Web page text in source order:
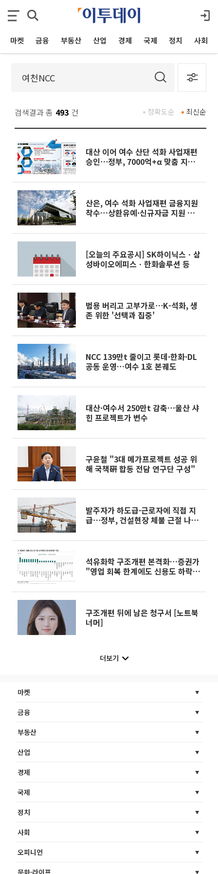
마켓 금융 부동산 산업 경제 국제 정치 사회
검색결과 총 493 건 최신순
정확도순
대산 이어 여수 산단 석화 사업재편
승인⋯정부, 7000억+α 맞춤 지원
산은, 여수 석화 사업재편 금융지원
착수…상환유예·신규자금 지원 논
[오늘의 주요공시] SK하이닉스ㆍ삼
성바이오에피스ㆍ한화솔루션 등
범용 버리고 고부가로⋯K-석화, 생
존 위한 '선택과 집중'
NCC 139만t 줄이고 롯데·한화·DL
공동 운영…여수 1호 본궤도
대산·여수서 250만t 감축…울산 샤
힌 프로젝트가 변수
구윤철 "3대 메가프로젝트 성공 위
해 국책硏 합동 전담 연구단 구성"
발주자가 하도급·근로자에 직접 지
급⋯정부, 건설현장 체불 근절 나선
석유화학 구조개편 본격화…증권가
"영업 회복 한계에도 신용도 하락
구조개편 뒤에 남은 청구서 [노트북
너머]
더보기
마켓
금융
부동산
산업
경제
국제
정치
사회
오피니언
문화·라이프